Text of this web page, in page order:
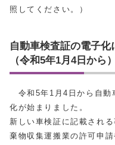
照してください。）
自動車検査証の電子
（令和5年1月4日から）
令和5年1月4日から自動
化が始まりました。
新しい車検証に記載され
棄物収集運搬業の許可申